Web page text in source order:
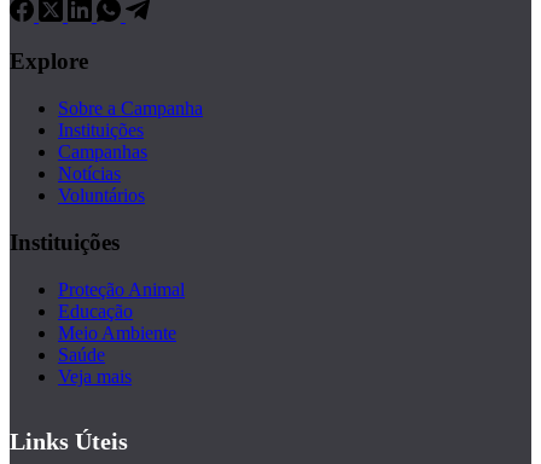
Explore
Sobre a Campanha
Instituições
Campanhas
Notícias
Voluntários
Instituições
Proteção Animal
Educação
Meio Ambiente
Saúde
Veja mais
Links Úteis